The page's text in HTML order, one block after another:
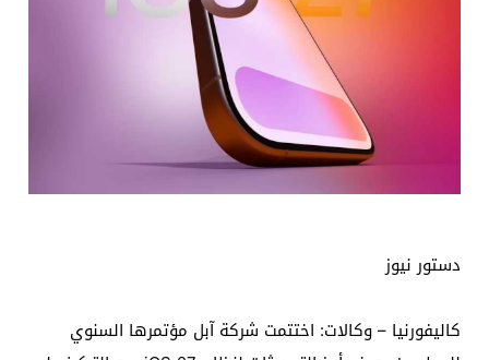
دستور نيوز
كاليفورنيا – وكالات: اختتمت شركة آبل مؤتمرها السنوي